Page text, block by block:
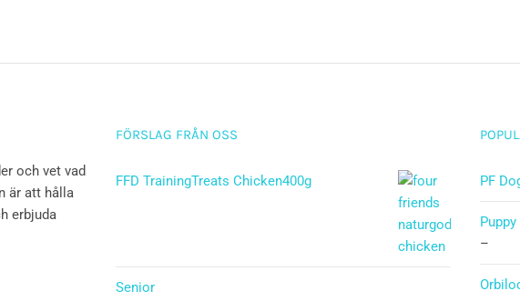
och vet vad
är att hålla
erbjuda
FÖRSLAG FRÅN OSS
FFD TrainingTreats Chicken400g
Senior
PF
–